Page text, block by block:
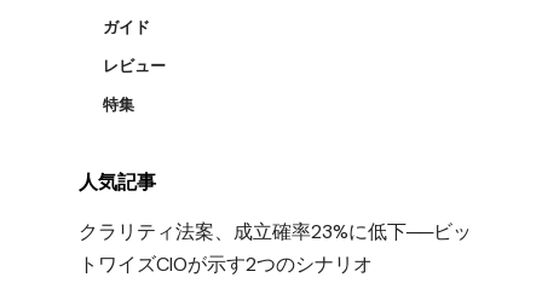
ガイド
レビュー
特集
人気記事
クラリティ法案、成立確率23%に低下──ビッ
トワイズCIOが示す2つのシナリオ